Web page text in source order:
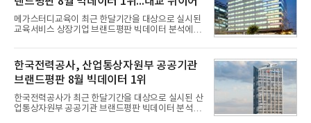
메가스터디교육이 최근 한달기간을 대상으로 실시된
교육서비스 상장기업 브랜드평판 빅데이터 분석에서
일 한국기업평판연구소(소장 구창환)는 국내 교육서
비스 상장기업 브랜드를 대상으로 지난 7월 7일부터
8월 7일까지 수집된 소비자 빅데이터 10,074,233건
을 분석한 결과, 메가스터디교육이 브랜드평판지수
1,710,926을 기록하며 8월 1위에 올랐다고 밝혔다.
분석에 활용된 빅데이터는 지난 7월(9,491,206건) 대
비 6.14% 증가한 수치로, 교육서비스 상장기업 브랜
한국전력공사, 산업통상자원부 공공기관
브랜드평판 8월 빅데이터 1위
한국전력공사가 최근 한달기간을 대상으로 실시된 산
업통상자원부 공공기관 브랜드평판 빅데이터 분석에